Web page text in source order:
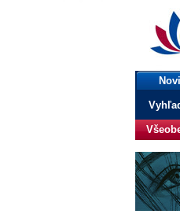
bux.sk
knihy,